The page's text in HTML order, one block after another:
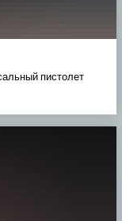
пистолет